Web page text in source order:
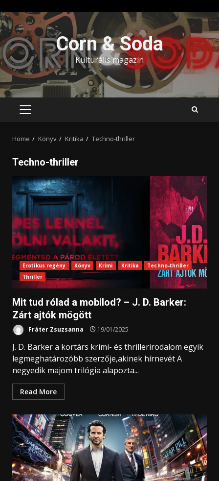
Skip
to
content
Corn & Soda
Kulturális magazin
PRIMARY
Home Könyv Kritika Techno-thriller
Techno-thriller
Erotikus regény Könyv Krimi Kritika
Techno-thriller
Thriller
Mit tud rólad a mobilod? – J. D. Barker:
Zárt ajtók mögött
Fráter Zsuzsanna 19/01/2025
J. D. Barker a kortárs krimi- és thrillerirodalom egyik
legmeghatározóbb szerzője,akinek hírnevét A
negyedik majom trilógia alapozta...
Read More